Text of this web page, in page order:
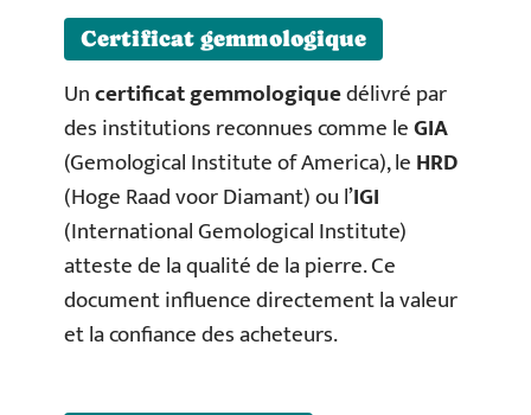
Certificat gemmologique
Uncertificat gemmologiquedélivré par
des institutions reconnues comme leGIA
(Gemological Institute of America), leHRD
(Hoge Raad voor Diamant) ou l’IGI
(International Gemological Institute)
atteste de la qualité de la pierre. Ce
document influence directement la valeur
et la confiance des acheteurs.